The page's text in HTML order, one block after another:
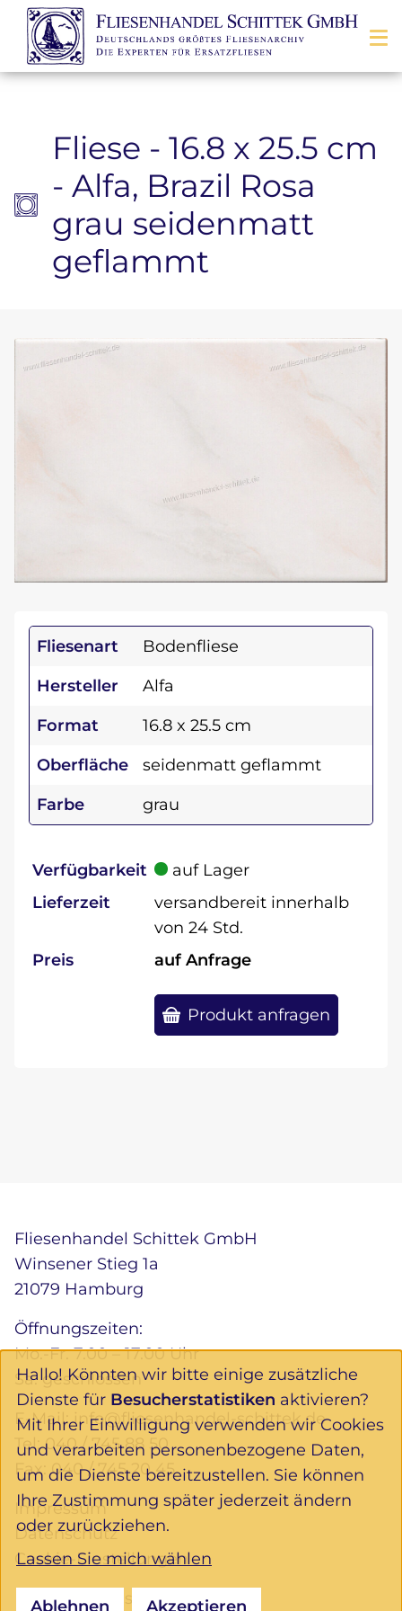
Zum Inhalt springen
Fliese - 16.8 x 25.5 cm
- Alfa, Brazil Rosa
grau seidenmatt
geflammt
Fliesenart
Bodenfliese
Hersteller
Alfa
Format
16.8 x 25.5 cm
Oberfläche
seidenmatt geflammt
Farbe
grau
Verfügbarkeit
auf Lager
Lieferzeit
versandbereit innerhalb
von 24 Std.
Preis
auf Anfrage
Produkt anfragen
Fliesenhandel Schittek GmbH
Winsener Stieg 1a
21079 Hamburg
Öffnungszeiten:
Mo.-Fr. 7.00 – 17.00 Uhr
Sa. geschlossen
E-Mail:info@fliesenhandel-schittek.de
Tel:040 / 745 88 50
Fax: 040 / 745 20 45
Impressum
Datenschutz
Cookie-Einstellungen
Folgen Sie uns:
Hallo! Könnten wir bitte einige zusätzliche
Dienste für Besucherstatistiken aktivieren?
Mit Ihrer Einwilligung verwenden wir Cookies
und verarbeiten personenbezogene Daten,
um die Dienste bereitzustellen. Sie können
Ihre Zustimmung später jederzeit ändern
oder zurückziehen.
Lassen Sie mich wählen
Ablehnen Akzeptieren